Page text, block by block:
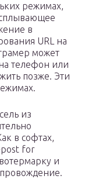
режимах,
в
URL на
может
на телефон или
позже. Эти
из
в софтах,
for
и